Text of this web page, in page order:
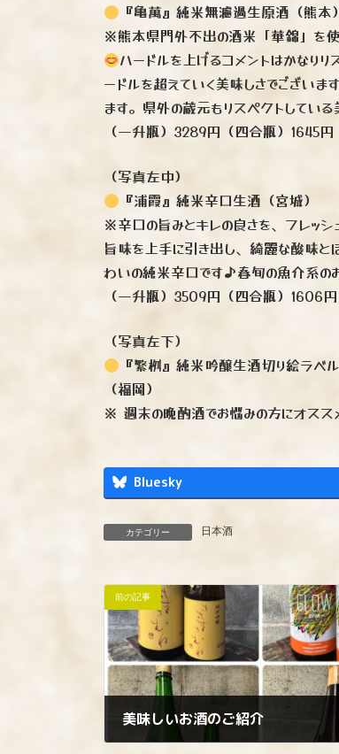
『亀萬』純米無濾過生原酒（熊本）
※熊本県門外不出の酒米「華錦」を
ハードルを上げるコメントはかなり
ードルを超えていく美味しさでござい
ます。県外の蔵元もリスペクトしてい
（一升瓶）3289円（四合瓶）1645円
（写真左中）
『浦霞』純米辛口生酒（宮城）
※辛口の旨みとキレの良さを、フレッ
旨味を上手に引き出し、綺麗な酸味と
わいの純米辛口です♪春旬の魚介系の
（一升瓶）3509円（四合瓶）1606円
（写真左下）
『繁桝』純米吟醸生酒切り絵ラベル
（福岡）
※ 週末の晩酌酒でお悩みの方にオスス
Bluesky
カテゴリー 日本酒
前の記事
美味しいお酒のご紹介